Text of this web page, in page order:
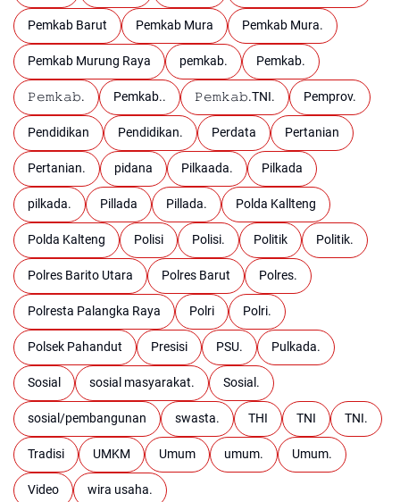
Pemkab Barut Pemkab Mura Pemkab Mura.
Pemkab Murung Raya pemkab. Pemkab.
𝙿𝚎𝚖𝚔𝚊𝚋. Pemkab.. 𝙿𝚎𝚖𝚔𝚊𝚋.TNI. Pemprov.
Pendidikan Pendidikan. Perdata Pertanian
Pertanian. pidana Pilkaada. Pilkada
pilkada. Pillada Pillada. Polda Kallteng
Polda Kalteng Polisi Polisi. Politik Politik.
Polres Barito Utara Polres Barut Polres.
Polresta Palangka Raya Polri Polri.
Polsek Pahandut Presisi PSU. Pulkada.
Sosial sosial masyarakat. Sosial.
sosial/pembangunan swasta. THI TNI TNI.
Tradisi UMKM Umum umum. Umum.
Video wira usaha.